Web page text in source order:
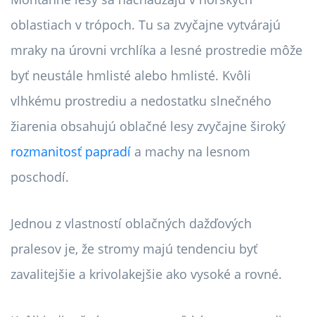
oblastiach v trópoch. Tu sa zvyčajne vytvárajú
mraky na úrovni vrchlíka a lesné prostredie môže
byť neustále hmlisté alebo hmlisté. Kvôli
vlhkému prostrediu a nedostatku slnečného
žiarenia obsahujú oblačné lesy zvyčajne široký
rozmanitosť papradí a machy na lesnom
poschodí.
Jednou z vlastností oblačných dažďových
pralesov je, že stromy majú tendenciu byť
zavalitejšie a krivolakejšie ako vysoké a rovné.